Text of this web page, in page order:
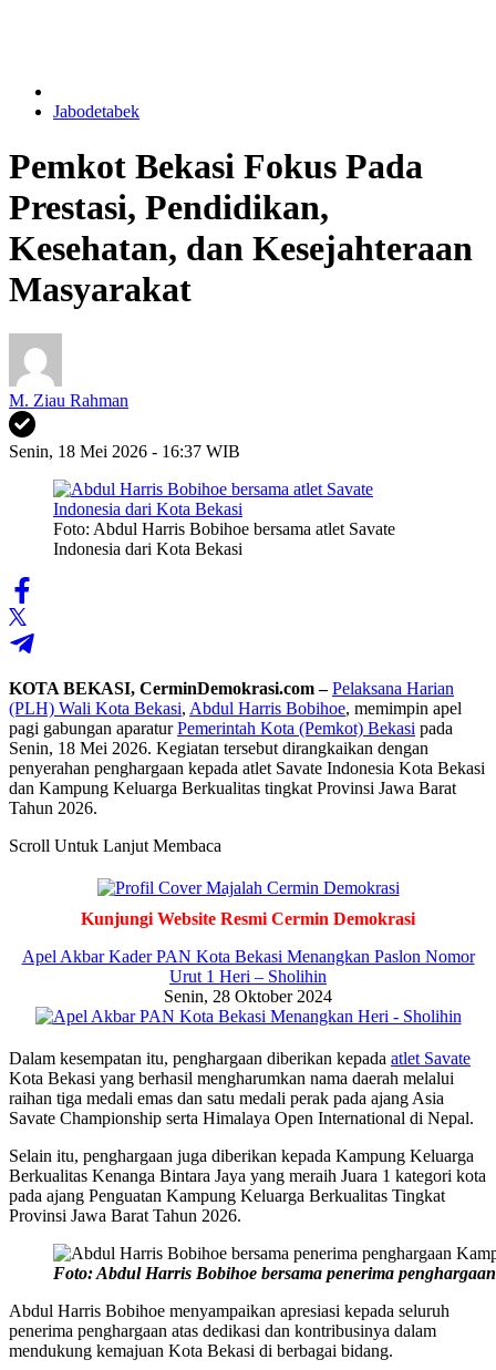
Jabodetabek
Pemkot Bekasi Fokus Pada
Prestasi, Pendidikan,
Kesehatan, dan Kesejahteraan
Masyarakat
M. Ziau Rahman
Senin, 18 Mei 2026 - 16:37 WIB
Foto: Abdul Harris Bobihoe bersama atlet Savate
Indonesia dari Kota Bekasi
KOTA BEKASI, CerminDemokrasi.com – Pelaksana Harian
(PLH) Wali Kota Bekasi, Abdul Harris Bobihoe, memimpin apel
pagi gabungan aparaturPemerintah Kota (Pemkot) Bekasi pada
Senin, 18 Mei 2026. Kegiatan tersebut dirangkaikan dengan
penyerahan penghargaan kepada atlet Savate Indonesia Kota Bekasi
dan Kampung Keluarga Berkualitas tingkat Provinsi Jawa Barat
Tahun 2026.
Scroll Untuk Lanjut Membaca
Kunjungi Website Resmi Cermin Demokrasi
Apel Akbar Kader PAN Kota Bekasi Menangkan Paslon Nomor
Urut 1 Heri – Sholihin
Senin, 28 Oktober 2024
Dalam kesempatan itu, penghargaan diberikan kepada atlet Savate
Kota Bekasi yang berhasil mengharumkan nama daerah melalui
raihan tiga medali emas dan satu medali perak pada ajang Asia
Savate Championship serta Himalaya Open International di Nepal.
Selain itu, penghargaan juga diberikan kepada Kampung Keluarga
Berkualitas Kenanga Bintara Jaya yang meraih Juara 1 kategori kota
pada ajang Penguatan Kampung Keluarga Berkualitas Tingkat
Provinsi Jawa Barat Tahun 2026.
Foto: Abdul Harris Bobihoe bersama penerima
Abdul Harris Bobihoe menyampaikan apresiasi kepada seluruh
penerima penghargaan atas dedikasi dan kontribusinya dalam
mendukung kemajuan Kota Bekasi di berbagai bidang.